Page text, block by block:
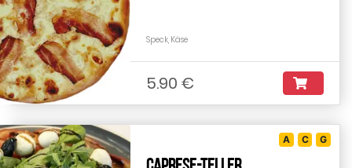
Speck, Käse
5.90 €
A C G